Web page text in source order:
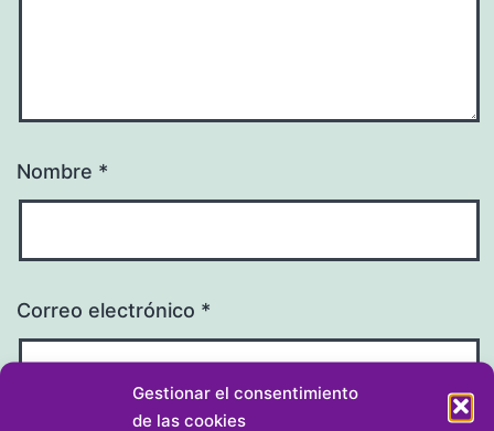
Gestionar el consentimiento
de las cookies
Nombre *
Correo electrónico *